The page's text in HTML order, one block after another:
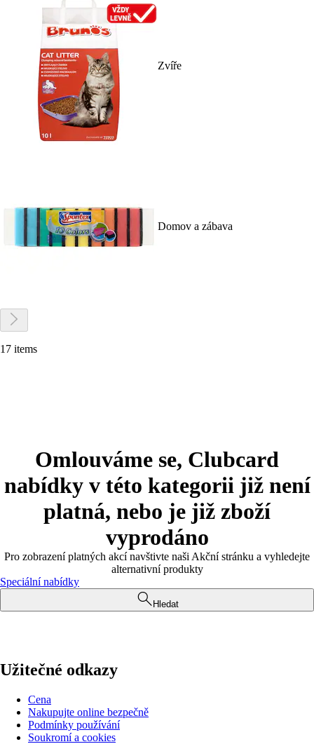
Zvíře
Domov a zábava
17 items
Omlouváme se, Clubcard
nabídky v této kategorii již není
platná, nebo je již zboží
vyprodáno
Pro zobrazení platných akcí navštivte naši Akční stránku a vyhledejte
alternativní produkty
Speciální nabídky
Hledat
Užitečné odkazy
Cena
Nakupujte online bezpečně
Podmínky používání
Soukromí a cookies